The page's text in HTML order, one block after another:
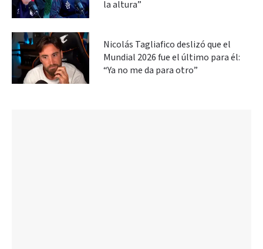
la altura”
Nicolás Tagliafico deslizó que el
Mundial 2026 fue el último para él:
“Ya no me da para otro”